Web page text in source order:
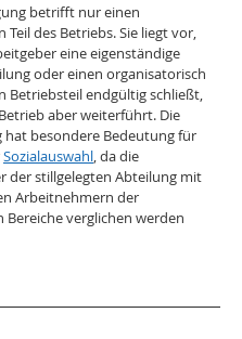
betrifft nur einen
Teil des Betriebs. Sie liegt vor,
eine eigenständige
oder einen organisatorisch
Betriebsteil endgültig schließt,
aber weiterführt. Die
hat besondere Bedeutung für
Sozialauswahl, da die
der stillgelegten Abteilung mit
Arbeitnehmern der
verglichen werden